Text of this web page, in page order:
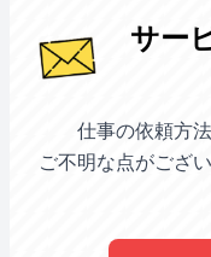
サー
仕事の依頼方
ご不明な点がござ